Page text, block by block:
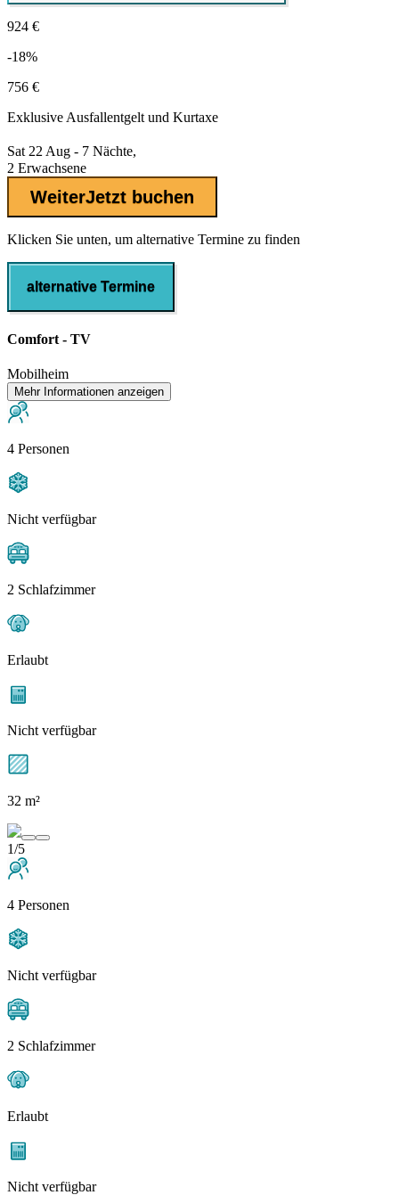
924 €
-18%
756 €
Exklusive Ausfallentgelt und Kurtaxe
Sat 22 Aug - 7 Nächte,
2 Erwachsene
WeiterJetzt buchen
Klicken Sie unten, um alternative Termine zu finden
alternative Termine
Comfort - TV
Mobilheim
Mehr Informationen anzeigen
4 Personen
Nicht verfügbar
2 Schlafzimmer
Erlaubt
Nicht verfügbar
32 m²
1/5
4 Personen
Nicht verfügbar
2 Schlafzimmer
Erlaubt
Nicht verfügbar